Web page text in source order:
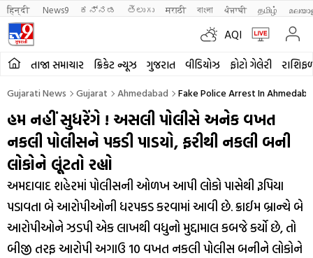
हिन्दी News9 ಕನ್ನಡ తెలుగు मराठी বাংলা ਪੰਜਾਬੀ தமிழ்
AQI
તાજા સમાચાર ક્રિકેટ ન્યૂઝ ગુજરાત વીડિયોઝ ફોટો ગેલેરી
Gujarati News Gujarat Ahmedabad Fake Police Arrest In
હમ નહીં સુધરેંગે ! અસલી પોલીસે અનેક વખત
નકલી પોલીસને પકડી પાડયો, ફરીથી નકલી બની
લોકોને લૂંટતો રહ્યો
અમદાવાદ શહેરમાં પોલીસની ઓળખ આપી લોકો પાસેથી રૂપિયા
પડાવતા બે આરોપીઓની ધરપકડ કરવામાં આવી છે. ક્રાઈમ બ્રાન્ચે બે
આરોપીઓને ઝડપી એક લાખથી વધુનો મુદ્દામાલ કબજે કર્યો છે, તો
બીજી તરફ આરોપી અગાઉ 10 વખત નકલી પોલીસ બનીને લોકોને